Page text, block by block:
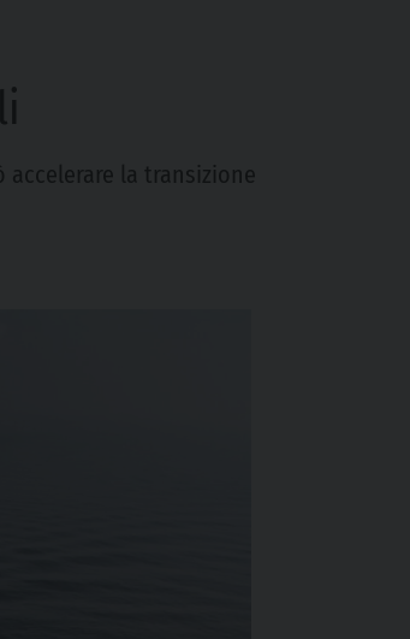
la transizione